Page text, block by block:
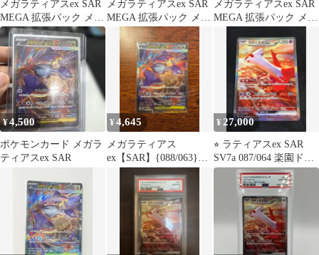
メガラティアスex SAR
MEGA 拡張パック メガ
シンフォニア キラ 08…
メガラティアスex SAR
MEGA 拡張パック メガ
シンフォニア キラ 08…
メガラティアスex SAR
MEGA 拡張パック メガ
¥4,500
ポケモンカード メガラ
ティアスex SAR
¥4,645
メガラティアス
ex【SAR】{088/063}
¥27,000
⭐︎ ラティアスex SAR
SV7a 087/064 楽園ドラ
ゴーナ 状態良好